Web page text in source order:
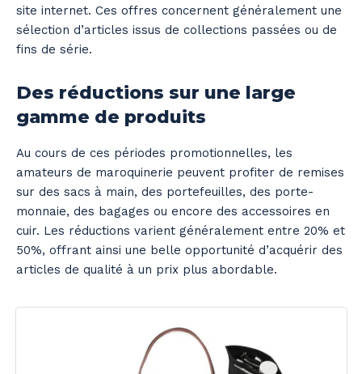
site internet. Ces offres concernent généralement une
sélection d’articles issus de collections passées ou de
fins de série.
Des réductions sur une large
gamme de produits
Au cours de ces périodes promotionnelles, les
amateurs de maroquinerie peuvent profiter de remises
sur des sacs à main, des portefeuilles, des porte-
monnaie, des bagages ou encore des accessoires en
cuir. Les réductions varient généralement entre 20% et
50%, offrant ainsi une belle opportunité d’acquérir des
articles de qualité à un prix plus abordable.